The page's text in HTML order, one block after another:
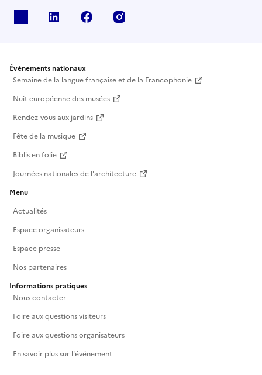
Linkedin Facebook
Événements nationaux
Semaine de la langue française et de la Francophonie
Nuit européenne des musées
Rendez-vous aux jardins
Fête de la musique
Biblis en folie
Journées nationales de l'architecture
Menu
Actualités
Espace organisateurs
Espace presse
Nos partenaires
Informations pratiques
Nous contacter
Foire aux questions visiteurs
Foire aux questions organisateurs
En savoir plus sur l'événement